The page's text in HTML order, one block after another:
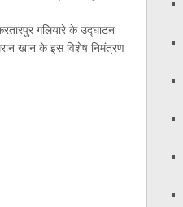
गलियारे के उद्घाटन
खान के इस विशेष निमंत्रण